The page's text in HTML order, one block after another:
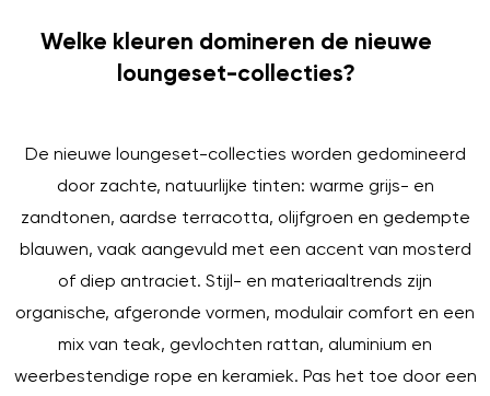
Welke kleuren domineren de nieuwe
loungeset-collecties?
De nieuwe loungeset-collecties worden gedomineerd
door zachte, natuurlijke tinten: warme grijs- en
zandtonen, aardse terracotta, olijfgroen en gedempte
blauwen, vaak aangevuld met een accent van mosterd
of diep antraciet. Stijl- en materiaaltrends zijn
organische, afgeronde vormen, modulair comfort en een
mix van teak, gevlochten rattan, aluminium en
weerbestendige rope en keramiek. Pas het toe door een